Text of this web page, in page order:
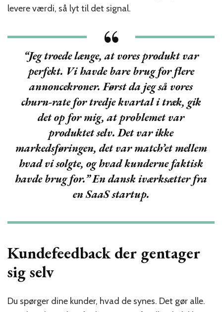
levere værdi, så lyt til det signal.
“Jeg troede længe, at vores produkt var
perfekt. Vi havde bare brug for flere
annoncekroner. Først da jeg så vores
churn-rate for tredje kvartal i træk, gik
det op for mig, at problemet var
produktet selv. Det var ikke
markedsføringen, det var match’et mellem
hvad vi solgte, og hvad kunderne faktisk
havde brug for.” En dansk iværksætter fra
en SaaS startup.
Kundefeedback der gentager
sig selv
Du spørger dine kunder, hvad de synes. Det gør alle.